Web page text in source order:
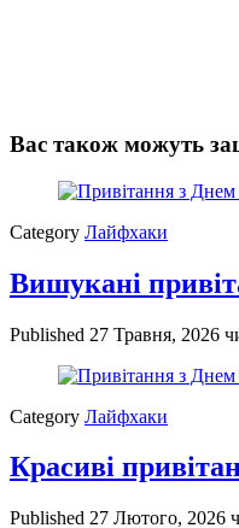
Вас також можуть
Category Лайфхаки
Вишукані
Published 27 Травня, 2026
Category Лайфхаки
Красиві
Published 27 Лютого, 2026